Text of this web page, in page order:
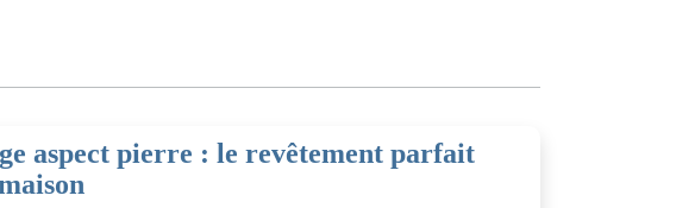
aspect pierre : le revêtement parfait